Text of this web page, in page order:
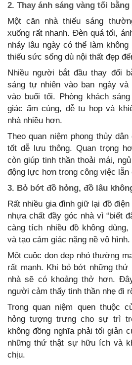
2. Thay ánh sáng vàng tối
Một căn nhà thiếu sáng
xuống rất nhanh. Đèn quá tối,
nháy lâu ngày có thể làm
thiếu sức sống dù nội thất đẹp
Nhiều người bắt đầu thay đổi
sáng tự nhiên vào ban ngày
vào buổi tối. Phòng khách
giác ấm cúng, dễ tụ họp và
nhà nhiều hơn.
Theo quan niệm phong thủy
tốt dễ lưu thông. Quan trọng
còn giúp tinh thần thoải mái,
động lực hơn trong công việc lẫn
3. Bỏ bớt đồ hỏng, đồ lâu
Rất nhiều gia đình giữ lại đồ
nhựa chất đầy góc nhà vì “biết
càng tích nhiều đồ không
và tạo cảm giác nặng nề vô hình.
Một cuộc dọn dẹp nhỏ thường
rất mạnh. Khi bỏ bớt những thứ
nhà sẽ có khoảng thở hơn.
người cảm thấy tinh thần nhẹ đi
Trong quan niệm quen thuộc
hỏng tượng trưng cho sự trì
không đồng nghĩa phải tối giản
những thứ thật sự hữu ích và
chịu.